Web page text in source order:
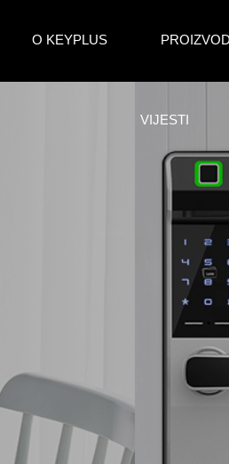
O KEYPLUS
VIJESTI